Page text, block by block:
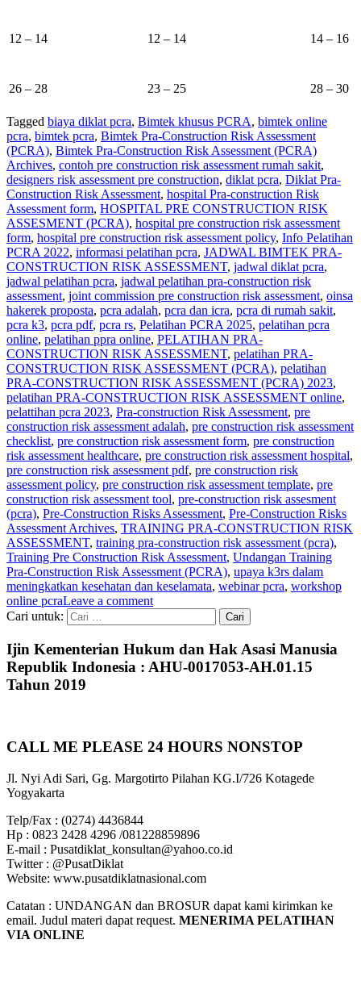
12 – 14 12 – 14 14 – 16
26 – 28 23 – 25 28 – 30
Tagged biaya diklat pcra, Bimtek khusus PCRA, bimtek online
pcra, bimtek pcra, Bimtek Pra-Construction Risk Assessment
(PCRA), Bimtek Pra-Construction Risk Assessment (PCRA)
Archives, contoh pre construction risk assessment rumah sakit,
designers risk assessment pre construction, diklat pcra, Diklat Pra-
Construction Risk Assessment, hospital Pra-construction Risk
Assessment form, HOSPITAL PRE CONSTRUCTION RISK
ASSESMENT (PCRA), hospital pre construction risk assessment
form, hospital pre construction risk assessment policy, Info Pelatihan
PCRA 2022, informasi pelatihan pcra, JADWAL BIMTEK PRA-
CONSTRUCTION RISK ASSESSMENT, jadwal diklat pcra,
jadwal pelatihan pcra, jadwal pelatihan pra-construction risk
assessment, joint commission pre construction risk assessment, oinsa
hakerek proposta, pcra adalah, pcra dan icra, pcra di rumah sakit,
pcra k3, pcra pdf, pcra rs, Pelatihan PCRA 2025, pelatihan pcra
online, pelatihan ppra online, PELATIHAN PRA-
CONSTRUCTION RISK ASSESSMENT, pelatihan PRA-
CONSTRUCTION RISK ASSESSMENT (PCRA), pelatihan
PRA-CONSTRUCTION RISK ASSESSMENT (PCRA) 2023,
pelatihan PRA-CONSTRUCTION RISK ASSESSMENT online,
pelattihan pcra 2023, Pra-construction Risk Assessment, pre
construction risk assessment adalah, pre construction risk assessment
checklist, pre construction risk assessment form, pre construction
risk assessment healthcare, pre construction risk assessment hospital,
pre construction risk assessment pdf, pre construction risk
assessment policy, pre construction risk assessment template, pre
construction risk assessment tool, pre-construction risk assesment
(pcra), Pre-Construction Risks Assessment, Pre-Construction Risks
Assessment Archives, TRAINING PRA-CONSTRUCTION RISK
ASSESSMENT, training pra-construction risk assessment (pcra),
Training Pre Construction Risk Assessment, Undangan Training
Pra-Construction Risk Assessment (PCRA), upaya k3rs dalam
meningkatkan kesehatan dan keselamata, webinar pcra, workshop
online pcraLeave a comment
Cari untuk:
Ijin Kementerian Hukum dan Hak Asasi Manusia
Republik Indonesia : AHU-0017053-AH.01.15
Tahun 2019
CALL ME PLEASE 24 HOURS NONSTOP
Jl. Nyi Adi Sari, Gg. Margotirto Pilahan KG.I/726 Kotagede
Yogyakarta
Telp/Fax : (0274) 4436844
Hp : 0823 2428 4296 /081228859896
E-mail : Pusatdiklat_konsultan@yahoo.co.id
Twitter : @PusatDiklat
Website: www.pusatdiklatnasional.com
Catatan : UNDANGAN dan BROSUR dapat kami kirimkan ke
email. Judul materi dapat request. MENERIMA PELATIHAN
VIA ONLINE